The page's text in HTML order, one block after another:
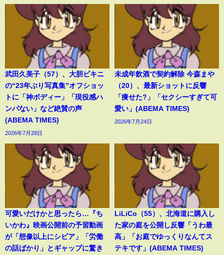
武田久美子（57）、大胆ビキニ
の“23年ぶり写真集”オフショッ
トに「神ボディー」「現役感ハ
ンパない」など絶賛の声
(ABEMA TIMES)
2026年7月28日
未成年飲酒で契約解除 今森まや
（20）、最新ショットに反響
「痩せた?」「セクシーすぎて可
愛い」(ABEMA TIMES)
2026年7月24日
可愛いだけかと思ったら…『ち
いかわ』映画公開前の予習動画
が「想像以上にシビア」「労働
の話ばかり」とギャップに驚き
LiLiCo（55）、北海道に購入し
た家の庭を公開し反響「うわ最
高」「お庭でゆっくりなんてス
テキです」(ABEMA TIMES)